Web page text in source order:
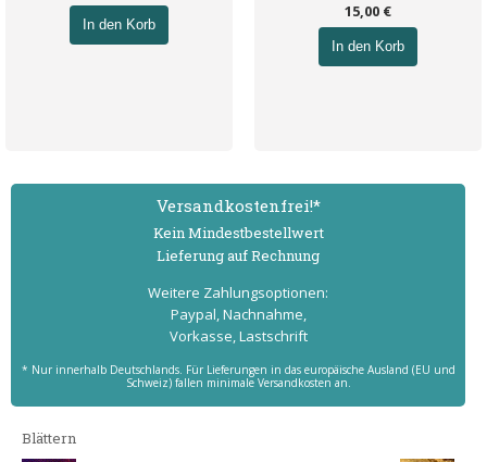
In den Korb
15,00 €
In den Korb
Versand­kostenfrei!*
Kein Mindest­bestell­wert
Lieferung auf Rechnung
Weitere Zahlungs­optionen:
Paypal, Nachnahme,
Vorkasse, Lastschrift
* Nur innerhalb Deutschlands. Für Lieferungen in das europäische Ausland (EU und
Schweiz) fallen minimale Versandkosten an.
Blättern